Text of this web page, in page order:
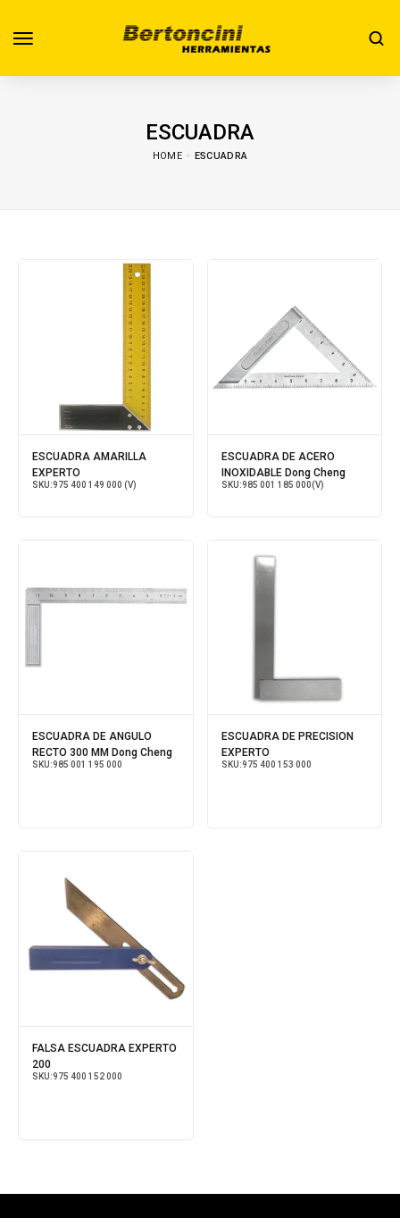
ESCUADRA
HOME ESCUADRA
ESCUADRA AMARILLA
EXPERTO
SKU:975 400 149 000 (V)
ESCUADRA DE ACERO
INOXIDABLE Dong Cheng
SKU:985 001 185 000(V)
ESCUADRA DE ANGULO
RECTO 300 MM Dong Cheng
SKU:985 001 195 000
ESCUADRA DE PRECISION
EXPERTO
SKU:975 400 153 000
FALSA ESCUADRA EXPERTO
200
SKU:975 400 152 000